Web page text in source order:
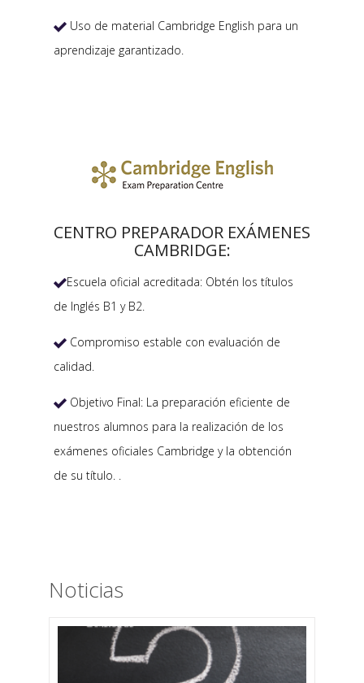
 Uso de material Cambridge English para un
aprendizaje garantizado.
CENTRO PREPARADOR EXÁMENES
CAMBRIDGE:
Escuela oficial acreditada: Obtén los títulos
de Inglés B1 y B2.
 Compromiso estable con evaluación de
calidad.
 Objetivo Final: La preparación eficiente de
nuestros alumnos para la realización de los
exámenes oficiales Cambridge y la obtención
de su título. .
Noticias